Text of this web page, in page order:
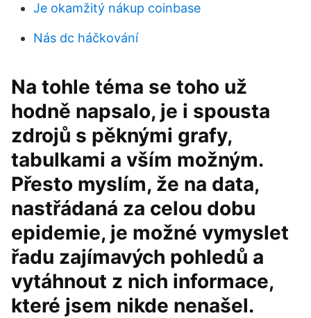
Je okamžitý nákup coinbase
Nás dc háčkování
Na tohle téma se toho už
hodně napsalo, je i spousta
zdrojů s pěknými grafy,
tabulkami a vším možným.
Přesto myslím, že na data,
nastřádaná za celou dobu
epidemie, je možné vymyslet
řadu zajímavých pohledů a
vytáhnout z nich informace,
které jsem nikde nenašel.